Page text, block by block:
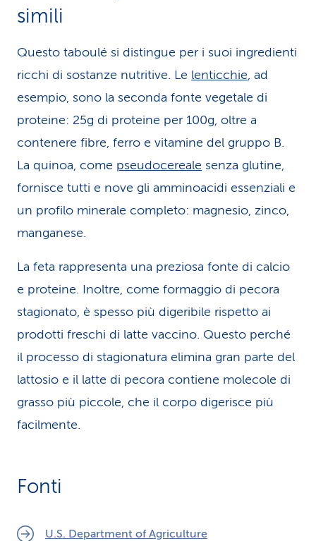
simili
Questo taboulé si distingue per i suoi ingredienti
ricchi di sostanze nutritive. Le lenticchie, ad
esempio, sono la seconda fonte vegetale di
proteine: 25g di proteine per 100g, oltre a
contenere fibre, ferro e vitamine del gruppo B.
La quinoa, come pseudocereale senza glutine,
fornisce tutti e nove gli amminoacidi essenziali e
un profilo minerale completo: magnesio, zinco,
manganese.
La feta rappresenta una preziosa fonte di calcio
e proteine. Inoltre, come formaggio di pecora
stagionato, è spesso più digeribile rispetto ai
prodotti freschi di latte vaccino. Questo perché
il processo di stagionatura elimina gran parte del
lattosio e il latte di pecora contiene molecole di
grasso più piccole, che il corpo digerisce più
facilmente.
Fonti
U.S. Department of Agriculture